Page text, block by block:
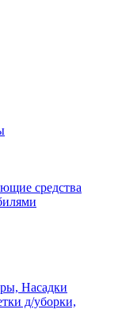
средства
Насадки
д/уборки,